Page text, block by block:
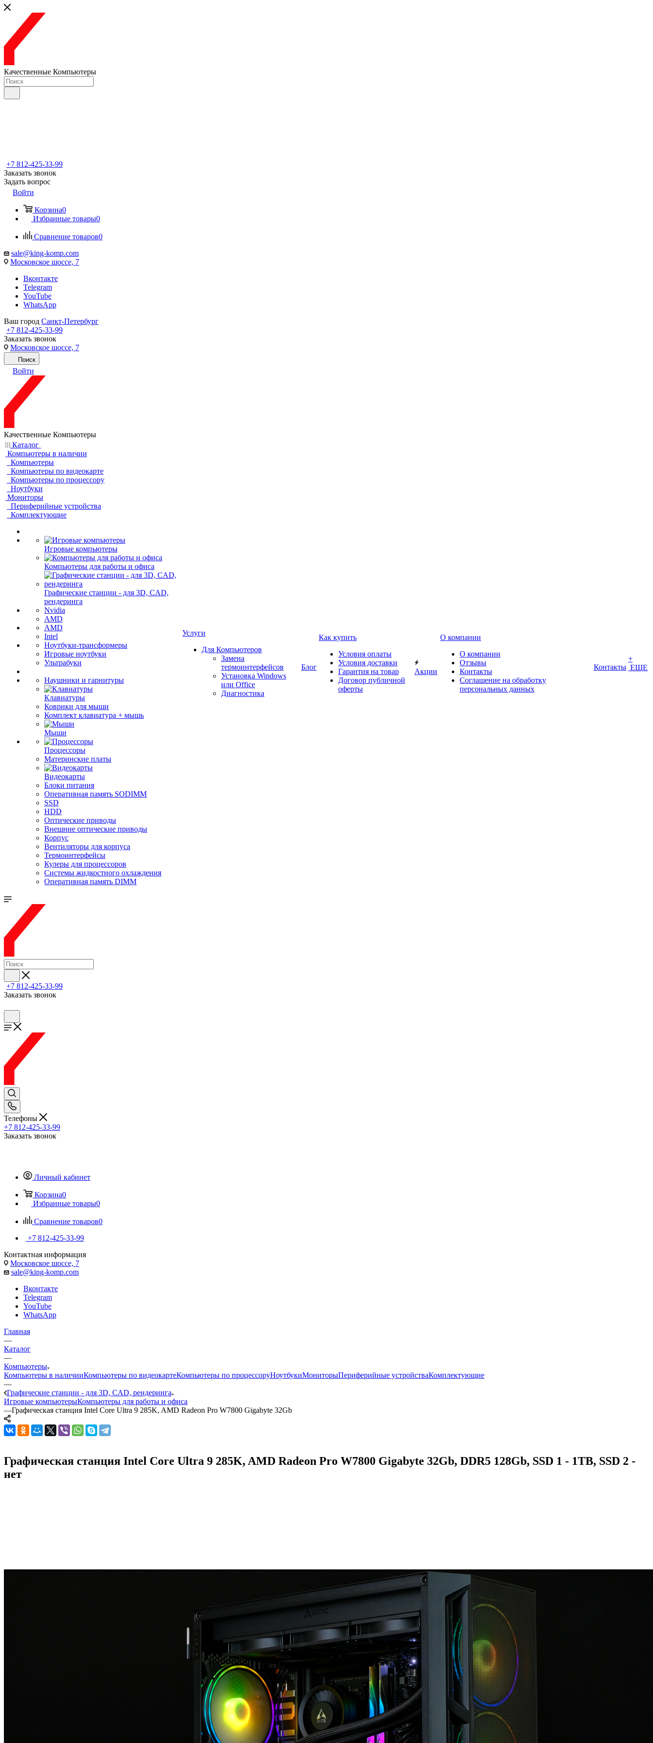
Качественные Компьютеры
+7 812-425-33-99
Заказать звонок
Задать вопрос
Войти
Корзина0
Избранные товары0
Сравнение товаров0
sale@king-komp.com
Московское шоссе, 7
Вконтакте
Telegram
YouTube
WhatsApp
Ваш город Санкт-Петербург
+7 812-425-33-99
Заказать звонок
Московское шоссе, 7
Поиск
Войти
Качественные Компьютеры
Каталог
Компьютеры в наличии
Компьютеры
Компьютеры по видеокарте
Компьютеры по процессору
Ноутбуки
Мониторы
Периферийные устройства
Комплектующие
Игровые компьютеры
Компьютеры для работы и офиса
Графические станции - для 3D, CAD,
рендеринга
Nvidia
AMD
AMD
Intel
Ноутбуки-трансформеры
Игровые ноутбуки
Ультрабуки
Наушники и гарнитуры
Клавиатуры
Коврики для мыши
Комплект клавиатура + мышь
Мыши
Процессоры
Материнские платы
Видеокарты
Блоки питания
Оперативная память SODIMM
SSD
HDD
Оптические приводы
Внешние оптические приводы
Корпус
Вентиляторы для корпуса
Термоинтерфейсы
Кулеры для процессоров
Системы жидкостного охлаждения
Оперативная память DIMM
Услуги
Для Компьютеров
Замена
термоинтерфейсов
Установка Windows
или Office
Диагностика
Блог
Как купить
Условия оплаты
Условия доставки
Гарантия на товар
Договор публичной
оферты
Акции
О компании
О компании
Отзывы
Контакты
Соглашение на обработку
персональных данных
Контакты
+
ЕЩЕ
+7 812-425-33-99
Заказать звонок
Телефоны
+7 812-425-33-99
Заказать звонок
Личный кабинет
Корзина0
Избранные товары0
Сравнение товаров0
+7 812-425-33-99
Контактная информация
Московское шоссе, 7
sale@king-komp.com
Вконтакте
Telegram
YouTube
WhatsApp
Главная
—
Каталог
—
Компьютеры
Компьютеры в наличииКомпьютеры по видеокартеКомпьютеры по процессоруНоутбукиМониторыПериферийные устройстваКомплектующие
—
Графические станции - для 3D, CAD, рендеринга
Игровые компьютерыКомпьютеры для работы и офиса
—Графическая станция Intel Core Ultra 9 285K, AMD Radeon Pro W7800 Gigabyte 32Gb
Графическая станция Intel Core Ultra 9 285K, AMD Radeon Pro W7800 Gigabyte 32Gb, DDR5 128Gb, SSD 1 - 1TB, SSD 2 -
нет